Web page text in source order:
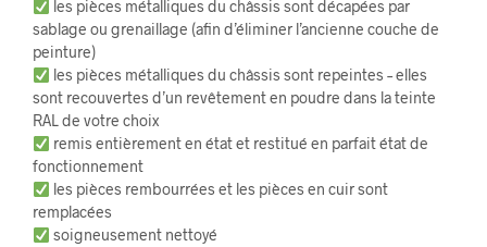
les pièces métalliques du châssis sont décapées par
sablage ou grenaillage (afin d’éliminer l’ancienne couche de
peinture)
les pièces métalliques du châssis sont repeintes – elles
sont recouvertes d’un revêtement en poudre dans la teinte
RAL de votre choix
remis entièrement en état et restitué en parfait état de
fonctionnement
les pièces rembourrées et les pièces en cuir sont
remplacées
soigneusement nettoyé